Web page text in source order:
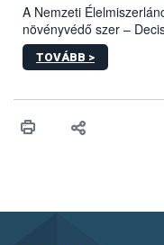
A Nemzeti
növényvédő szer –
engedélyokiratát
egészen a
érésű szőlőkben is
felhasználók számára is
TOVÁBB >